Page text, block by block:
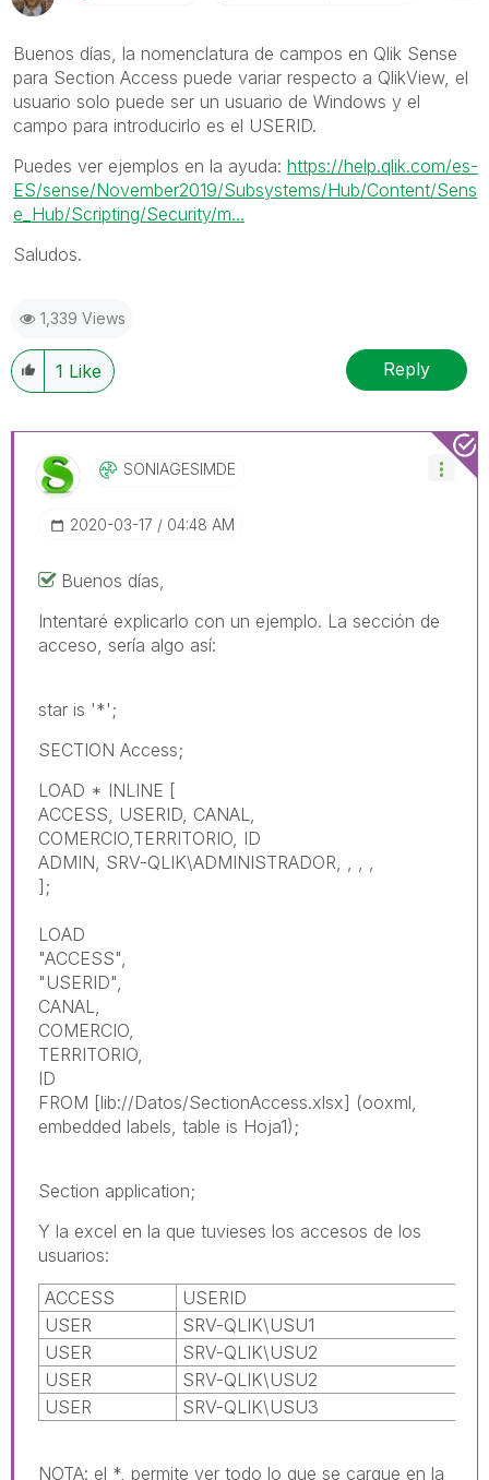
Buenos días, la nomenclatura de campos en Qlik Sense
para Section Access puede variar respecto a QlikView, el
usuario solo puede ser un usuario de Windows y el
campo para introducirlo es el USERID.
Puedes ver ejemplos en la ayuda: https://help.qlik.com/es-
ES/sense/November2019/Subsystems/Hub/Content/Sens
e_Hub/Scripting/Security/m...
Saludos.
1,339 Views
1 Like Reply
SONIAGESIMDE
‎2020-03-17 04:48 AM
Buenos días,
Intentaré explicarlo con un ejemplo. La sección de
acceso, sería algo así:
star is '*';
SECTION Access;
LOAD * INLINE [
ACCESS, USERID, CANAL,
COMERCIO,TERRITORIO, ID
ADMIN, SRV-QLIK\ADMINISTRADOR, , , ,
];
LOAD
"ACCESS",
"USERID",
CANAL,
COMERCIO,
TERRITORIO,
ID
FROM [lib://Datos/SectionAccess.xlsx] (ooxml,
embedded labels, table is Hoja1);
Section application;
Y la excel en la que tuvieses los accesos de los
usuarios:
ACCESS
USERID
USER
SRV-QLIK\USU1
USER
SRV-QLIK\USU2
USER
SRV-QLIK\USU2
USER
SRV-QLIK\USU3
NOTA: el *, permite ver todo lo que se cargue en la